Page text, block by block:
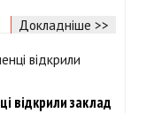
Докладніше >>
відкрили заклад